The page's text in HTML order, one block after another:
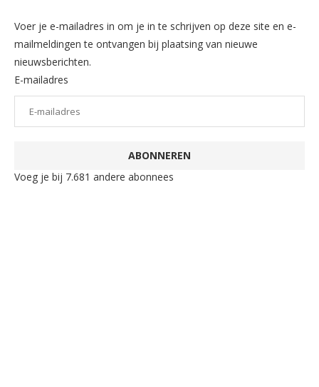
Voer je e-mailadres in om je in te schrijven op deze site en e-
mailmeldingen te ontvangen bij plaatsing van nieuwe
nieuwsberichten.
E-mailadres
ABONNEREN
Voeg je bij 7.681 andere abonnees